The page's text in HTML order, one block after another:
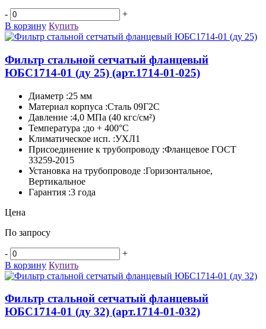
-
+
В корзину Купить
Фильтр стальной сетчатый фланцевый
ЮБС1714-­01 (ду 25) (арт.1714-01-025)
Диаметр :25 мм
Материал корпуса :Сталь 09Г2С
Давление :4,0 МПа (40 кгс/см²)
Температура :до + 400°C
Климатическое исп. :УХЛ1
Присоединение к трубопроводу :Фланцевое ГОСТ
33259-2015
Установка на трубопроводе :Горизонтальное,
Вертикальное
Гарантия :3 года
Цена
По запросу
-
+
В корзину Купить
Фильтр стальной сетчатый фланцевый
ЮБС1714-­01 (ду 32) (арт.1714-01-032)